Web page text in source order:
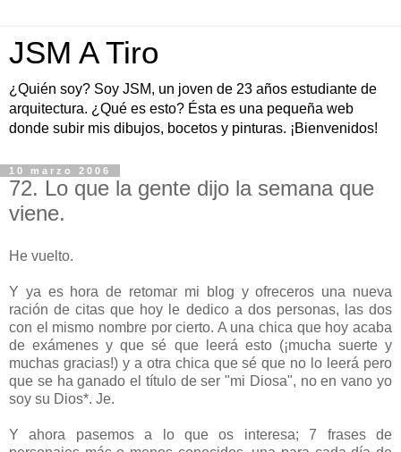
JSM A Tiro
¿Quién soy? Soy JSM, un joven de 23 años estudiante de
arquitectura. ¿Qué es esto? Ésta es una pequeña web
donde subir mis dibujos, bocetos y pinturas. ¡Bienvenidos!
10 marzo 2006
72. Lo que la gente dijo la semana que
viene.
He vuelto.
Y ya es hora de retomar mi blog y ofreceros una nueva
ración de citas que hoy le dedico a dos personas, las dos
con el mismo nombre por cierto. A una chica que hoy acaba
de exámenes y que sé que leerá esto (¡mucha suerte y
muchas gracias!) y a otra chica que sé que no lo leerá pero
que se ha ganado el título de ser "mi Diosa", no en vano yo
soy su Dios*. Je.
Y ahora pasemos a lo que os interesa; 7 frases de